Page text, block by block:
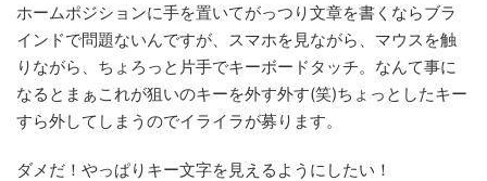
ホームポジションに手を置いてがっつり文章を書くならブラ
インドで問題ないんですが、スマホを見ながら、マウスを触
りながら、ちょろっと片手でキーボードタッチ。なんて事に
なるとまぁこれが狙いのキーを外す外す(笑)ちょっとしたキー
すら外してしまうのでイライラが募ります。
ダメだ！やっぱりキー文字を見えるようにしたい！